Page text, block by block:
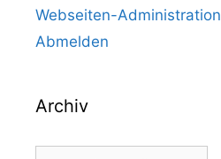
Webseiten-Administration
Abmelden
Archiv